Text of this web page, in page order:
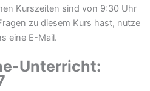
Kurszeiten sind von 9:30 Uhr
zu diesem Kurs hast, nutze
eine E-Mail.
Unterricht: